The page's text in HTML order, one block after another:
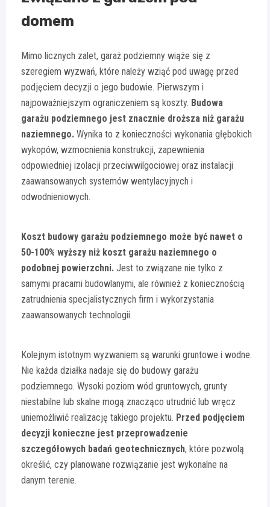
domem
Mimo licznych zalet, garaż podziemny wiąże się z
szeregiem wyzwań, które należy wziąć pod uwagę przed
podjęciem decyzji o jego budowie. Pierwszym i
najpoważniejszym ograniczeniem są koszty. Budowa
garażu podziemnego jest znacznie droższa niż garażu
naziemnego. Wynika to z konieczności wykonania głębokich
wykopów, wzmocnienia konstrukcji, zapewnienia
odpowiedniej izolacji przeciwwilgociowej oraz instalacji
zaawansowanych systemów wentylacyjnych i
odwodnieniowych.
Koszt budowy garażu podziemnego może być nawet o
50-100% wyższy niż koszt garażu naziemnego o
podobnej powierzchni. Jest to związane nie tylko z
samymi pracami budowlanymi, ale również z koniecznością
zatrudnienia specjalistycznych firm i wykorzystania
zaawansowanych technologii.
Kolejnym istotnym wyzwaniem są warunki gruntowe i wodne.
Nie każda działka nadaje się do budowy garażu
podziemnego. Wysoki poziom wód gruntowych, grunty
niestabilne lub skalne mogą znacząco utrudnić lub wręcz
uniemożliwić realizację takiego projektu. Przed podjęciem
decyzji konieczne jest przeprowadzenie
szczegółowych badań geotechnicznych, które pozwolą
określić, czy planowane rozwiązanie jest wykonalne na
danym terenie.